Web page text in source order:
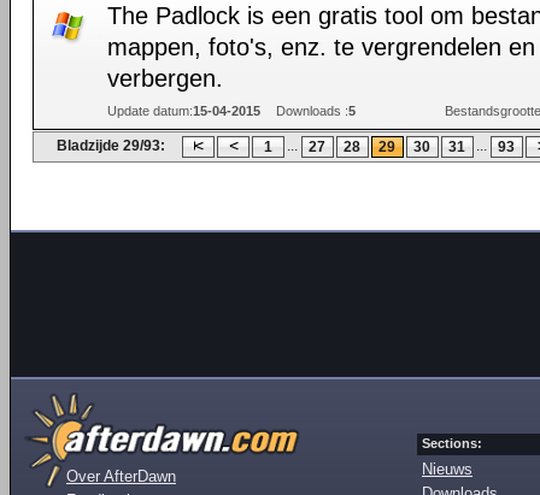
The Padlock is een gratis tool om
mappen, foto's, enz. te vergrendelen
verbergen.
Update datum:15-04-2015 Downloads :5
Bladzijde 29/93: 1 ... 27 28 29 30 31 ... 93
Over AfterDawn
Sections:
Nieuws